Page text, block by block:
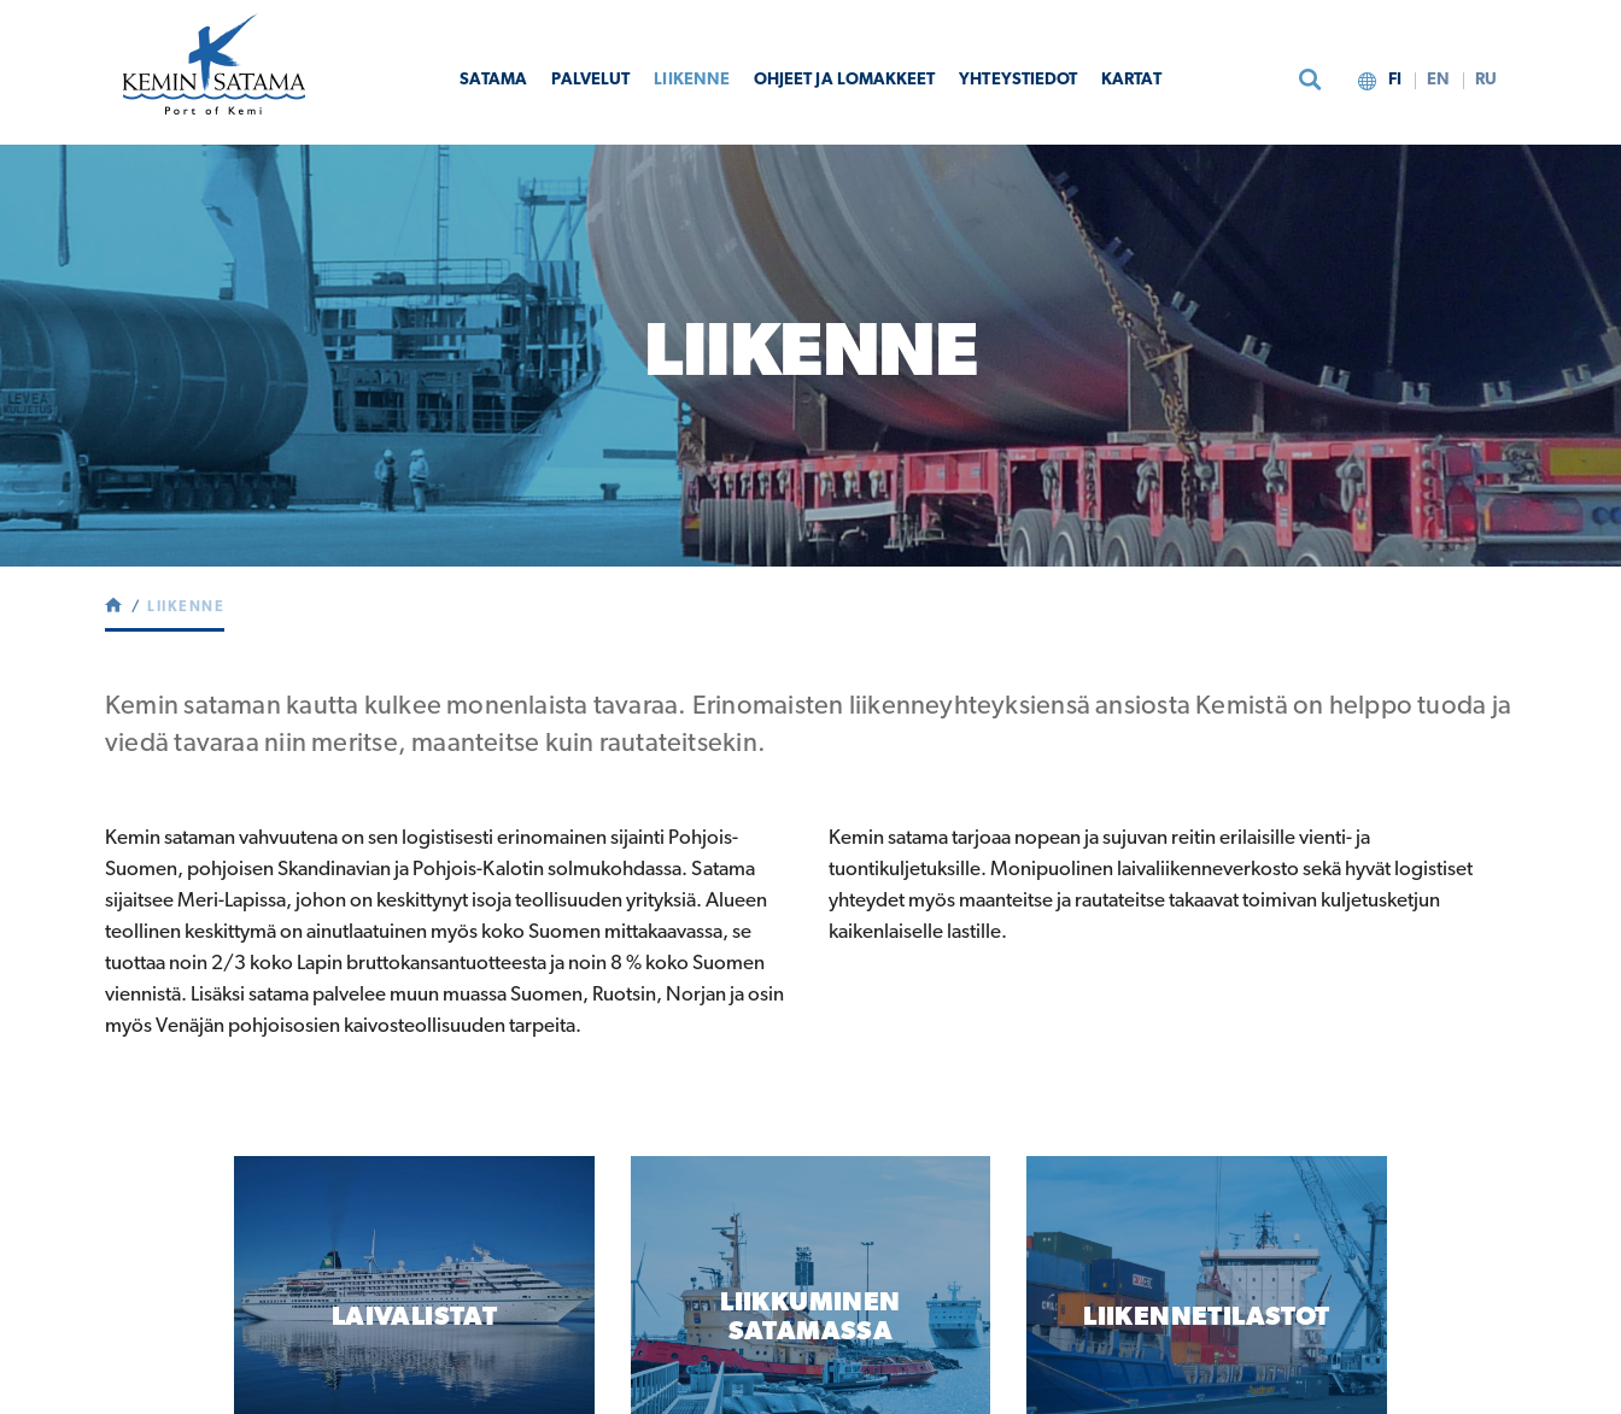
SATAMA PALVELUT LIIKENNE OHJEET JA LOMAKKEET YHTEYSTIEDOT KARTAT FI EN RU
LIIKENNE
LIIKENNE
Kemin sataman kautta kulkee monenlaista tavaraa. Erinomaisten liikenneyhteyksiensä ansiosta Kemistä on helppo tuoda ja
viedä tavaraa niin meritse, maanteitse kuin rautateitsekin.
Kemin sataman vahvuutena on sen logistisesti erinomainen sijainti Pohjois-
Suomen, pohjoisen Skandinavian ja Pohjois-Kalotin solmukohdassa. Satama
sijaitsee Meri-Lapissa, johon on keskittynyt isoja teollisuuden yrityksiä. Alueen
teollinen keskittymä on ainutlaatuinen myös koko Suomen mittakaavassa, se
tuottaa noin 2/3 koko Lapin bruttokansantuotteesta ja noin 8 % koko Suomen
viennistä. Lisäksi satama palvelee muun muassa Suomen, Ruotsin, Norjan ja osin
myös Venäjän pohjoisosien kaivosteollisuuden tarpeita.
Kemin satama tarjoaa nopean ja sujuvan reitin erilaisille vienti- ja
tuontikuljetuksille. Monipuolinen laivaliikenneverkosto sekä hyvät logistiset
yhteydet myös maanteitse ja rautateitse takaavat toimivan kuljetusketjun
kaikenlaiselle lastille.
LAIVALISTAT
LIIKKUMINEN
SATAMASSA
LIIKENNETILASTOT